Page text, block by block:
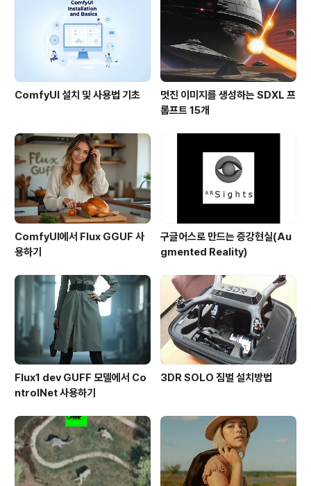
우측 여백에는 전체 ccTLD 전체 리스트가 들어 있습니다.
원본 크기는 48인치 x 24..
ComfyUI 설치 및 사용법 기초
멋진 이미지를 생성하는 SDXL 프
롬프트 15개
ComfyUI에서 Flux GGUF 사
용하기
구글어스로 만드는 증강현실(Au
gmented Reality)
Flux1 dev GUFF 모델에서 Co
ntrolNet 사용하기
3DR SOLO 짐벌 설치방법